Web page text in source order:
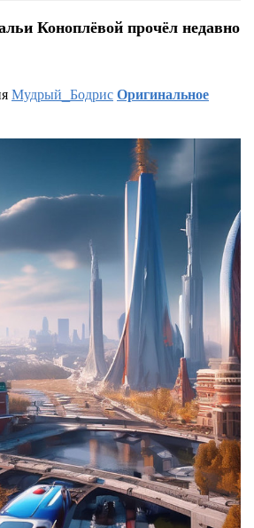
Коноплёвой прочёл недавно
Мудрый_БодрисОригинальное